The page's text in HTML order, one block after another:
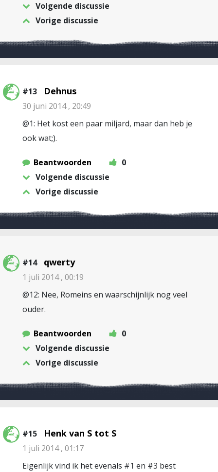
Volgende discussie
Vorige discussie
#13 Dehnus
30 juni 2014 , 20:49
@1: Het kost een paar miljard, maar dan heb je
ook wat;).
Beantwoorden
0
Volgende discussie
Vorige discussie
#14 qwerty
1 juli 2014 , 00:19
@12: Nee, Romeins en waarschijnlijk nog veel
ouder.
Beantwoorden
0
Volgende discussie
Vorige discussie
#15 Henk van S tot S
1 juli 2014 , 01:17
Eigenlijk vind ik het evenals #1 en #3 best